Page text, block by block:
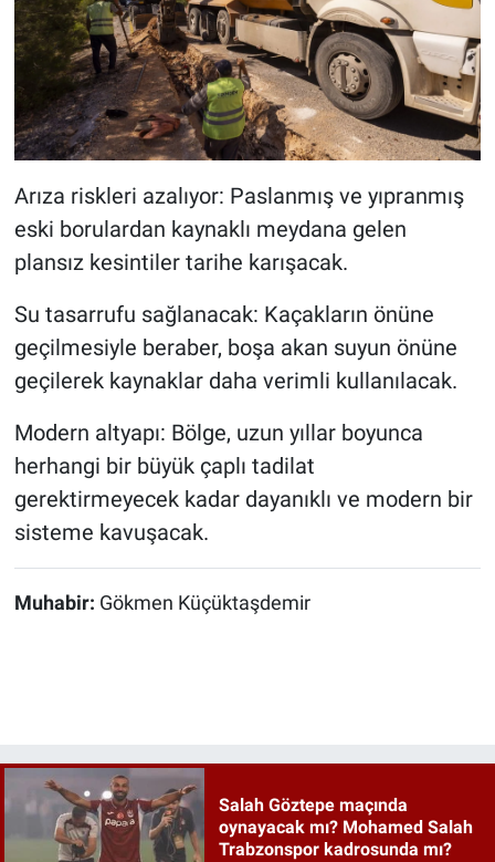
Arıza riskleri azalıyor: Paslanmış ve yıpranmış
eski borulardan kaynaklı meydana gelen
plansız kesintiler tarihe karışacak.
Su tasarrufu sağlanacak: Kaçakların önüne
geçilmesiyle beraber, boşa akan suyun önüne
geçilerek kaynaklar daha verimli kullanılacak.
Modern altyapı: Bölge, uzun yıllar boyunca
herhangi bir büyük çaplı tadilat
gerektirmeyecek kadar dayanıklı ve modern bir
sisteme kavuşacak.
Muhabir: Gökmen Küçüktaşdemir
Salah Göztepe maçında
oynayacak mı? Mohamed Salah
Trabzonspor kadrosunda mı?